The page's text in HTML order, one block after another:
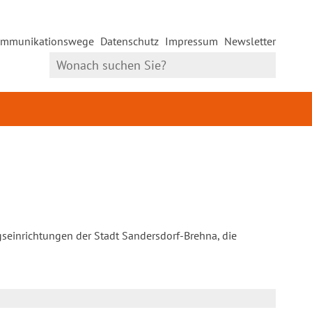
Datenschutz Impressum Newsletter
der Stadt Sandersdorf-Brehna, die